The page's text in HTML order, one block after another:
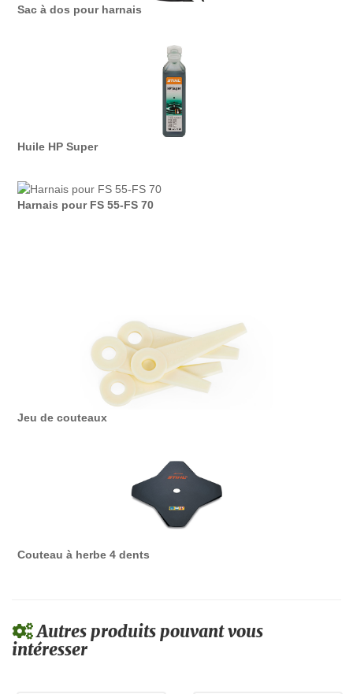
Sac à dos pour harnais
Huile HP Super
Harnais pour FS 55-FS 70
Jeu de couteaux
Couteau à herbe 4 dents
Autres produits pouvant vous
intéresser